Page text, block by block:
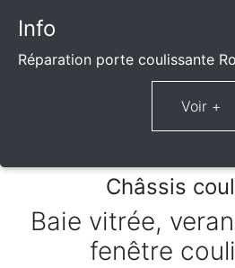
Info
Réparation porte coulissante
Châssis
Baie vitrée,
fenêtre